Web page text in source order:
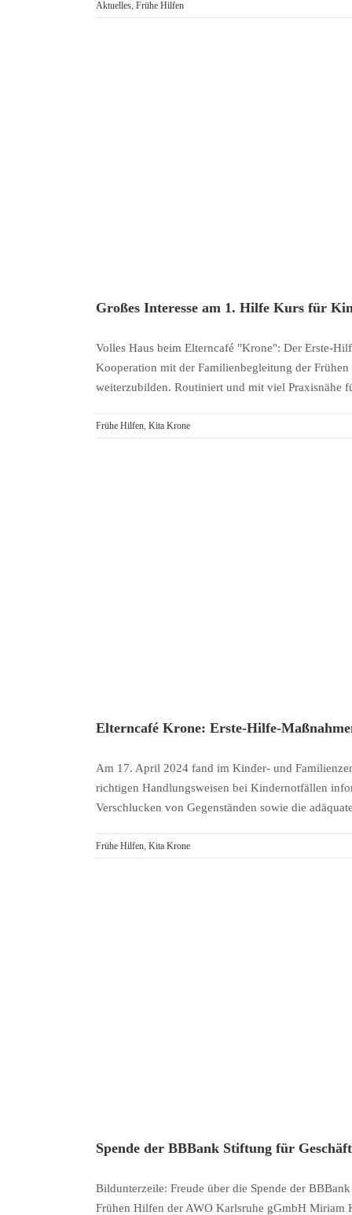
Aktuelles, Frühe Hilfen
Großes Interesse am 1. Hilfe Kurs für
Volles Haus beim Elterncafé "Krone": Der Erste-
Kooperation mit der Familienbegleitung der
weiterzubilden. Routiniert und mit viel Praxisnähe
Frühe Hilfen, Kita Krone
Elterncafé Krone: Erste-Hilfe-
Am 17. April 2024 fand im Kinder- und
richtigen Handlungsweisen bei Kindernotfällen
Verschlucken von Gegenständen sowie die
Frühe Hilfen, Kita Krone
Spende der BBBank Stiftung für
Bildunterzeile: Freude über die Spende der
Frühen Hilfen der AWO Karlsruhe gGmbH